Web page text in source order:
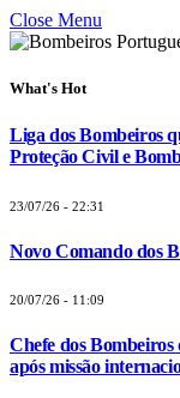
Close Menu
What's Hot
Liga dos Bombeiros
Proteção Civil e
23/07/26 - 22:31
Novo Comando dos
20/07/26 - 11:09
Chefe dos
após missão